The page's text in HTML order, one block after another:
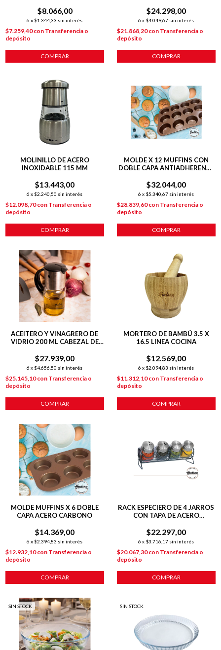
$8.066,00
6 x $1.344,33 sin interés
$7.259,40con Transferencia o
depósito
COMPRAR
$24.298,00
6 x $4.049,67 sin interés
$21.868,20con Transferencia o
depósito
COMPRAR
MOLINILLO DE ACERO
INOXIDABLE 115 MM
$13.443,00
6 x $2.240,50 sin interés
$12.098,70con Transferencia o
depósito
COMPRAR
MOLDE X 12 MUFFINS CON
DOBLE CAPA ANTIADHERENTE
$32.044,00
6 x $5.340,67 sin interés
$28.839,60con Transferencia o
depósito
COMPRAR
ACEITERO Y VINAGRERO DE
VIDRIO 200 ML CABEZAL DE
$27.939,00
6 x $4.656,50 sin interés
$25.145,10con Transferencia o
depósito
COMPRAR
MORTERO DE BAMBÚ 3.5 X
16.5 LINEA COCINA
$12.569,00
6 x $2.094,83 sin interés
$11.312,10con Transferencia o
depósito
COMPRAR
MOLDE MUFFINS X 6 DOBLE
CAPA ACERO CARBONO
$14.369,00
6 x $2.394,83 sin interés
$12.932,10con Transferencia o
depósito
COMPRAR
RACK ESPECIERO DE 4 JARROS
CON TAPA DE ACERO
$22.297,00
6 x $3.716,17 sin interés
$20.067,30con Transferencia o
depósito
COMPRAR
SIN STOCK SIN STOCK